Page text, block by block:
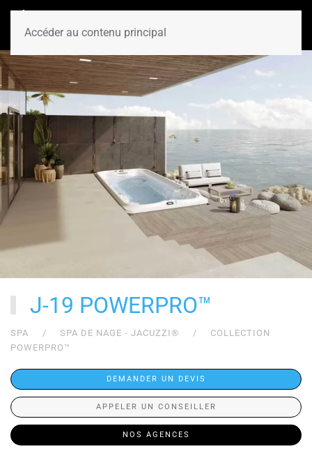
Accéder au contenu principal
J-19 POWERPRO™
SPA SPA DE NAGE - JACUZZI®
COLLECTION
POWERPRO™
DEMANDER UN DEVIS
APPELER UN CONSEILLER
NOS AGENCES